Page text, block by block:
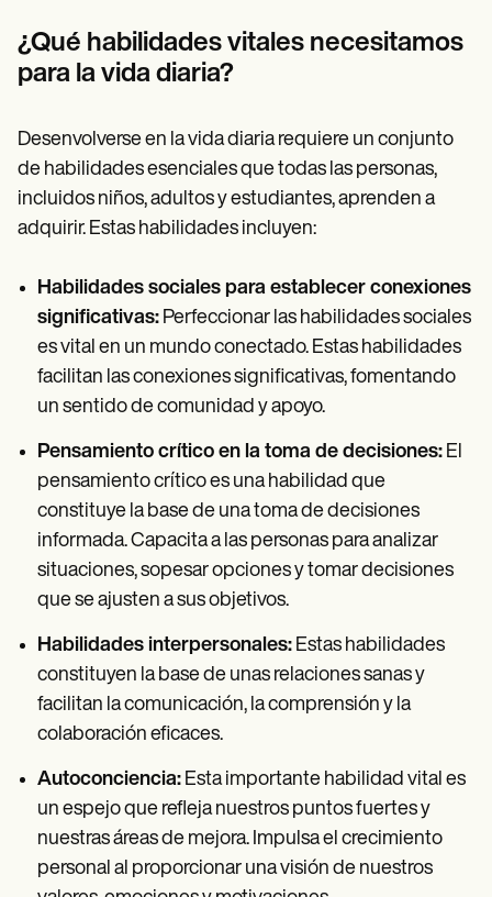
¿Qué habilidades vitales necesitamos
para la vida diaria?
Desenvolverse en la vida diaria requiere un conjunto
de habilidades esenciales que todas las personas,
incluidos niños, adultos y estudiantes, aprenden a
adquirir. Estas habilidades incluyen:
Habilidades sociales para establecer conexiones
significativas: Perfeccionar las habilidades sociales
es vital en un mundo conectado. Estas habilidades
facilitan las conexiones significativas, fomentando
un sentido de comunidad y apoyo.
Pensamiento crítico en la toma de decisiones: El
pensamiento crítico es una habilidad que
constituye la base de una toma de decisiones
informada. Capacita a las personas para analizar
situaciones, sopesar opciones y tomar decisiones
que se ajusten a sus objetivos.
Habilidades interpersonales: Estas habilidades
constituyen la base de unas relaciones sanas y
facilitan la comunicación, la comprensión y la
colaboración eficaces.
Autoconciencia: Esta importante habilidad vital es
un espejo que refleja nuestros puntos fuertes y
nuestras áreas de mejora. Impulsa el crecimiento
personal al proporcionar una visión de nuestros